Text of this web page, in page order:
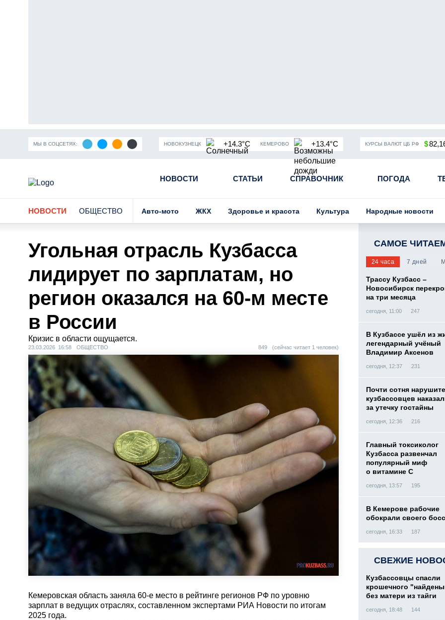
МЫ В СОЦСЕТЯХ: НОВОКУЗНЕЦК +14.3°C КЕМЕРОВО +13.4°C КУРСЫ ВАЛЮТ ЦБ РФ $
НОВОСТИ СТАТЬИ СПРАВОЧНИК ПОГОДА
Кузбасса Пандемия коронавирусной инфекции Частичная мобилизация в России Угольная промышленность
НОВОСТИ ОБЩЕСТВО Авто-мото ЖКХ Здоровье и красота Культура Народные новости
Угольная отрасль Кузбасса
лидирует по зарплатам, но
регион оказался на 60-м месте
в России
Кризис в области ощущается.
23.03.2026 16:58 ОБЩЕСТВО 849 (сейчас читает 1 человек)
Кемеровская область заняла 60-е место в рейтинге регионов РФ по уровню
зарплат в ведущих отраслях, составленном экспертами РИА Новости по итогам
2025 года.
САМОЕ
24 часа 7 дней
Трассу Кузбасс –
Новосибирск
на три месяца
сегодня, 11:00 247
В Кузбассе ушёл из
легендарный учёный
Владимир Аксенов
сегодня, 12:37 231
Почти сотня
кузбассовцев
за утечку гостайны
сегодня, 12:36 216
Главный токсиколог
Кузбасса развенчал
популярный миф
о витамине С
сегодня, 13:57 195
В Кемерове рабочие
обокрали своего
сегодня, 16:33 187
СВЕЖИЕ
Кузбассовцы спасли
крошечного
без матери из тайги
сегодня, 18:48 144